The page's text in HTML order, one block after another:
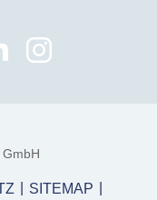
SITEMAP